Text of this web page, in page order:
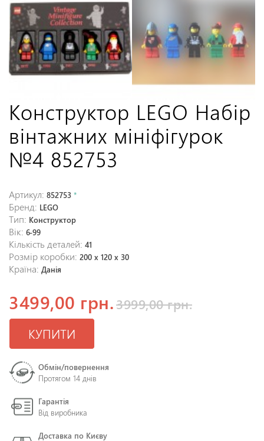
Конструктор LEGO Набір
вінтажних мініфігурок
№4 852753
Артикул: 852753 *
Бренд: LEGO
Тип: Конструктор
Вік: 6-99
Кількість деталей: 41
Розмір коробки: 200 x 120 x 30
Країна: Данія
3499,00 грн.3999,00 грн.
КУПИТИ
Обмін/повернення
Протягом 14 днів
Гарантія
Від виробника
Доставка по Києву